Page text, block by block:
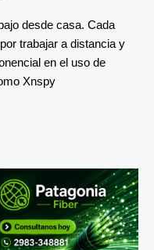
desde casa. Cada
trabajar a distancia y
en el uso de
Xnspy